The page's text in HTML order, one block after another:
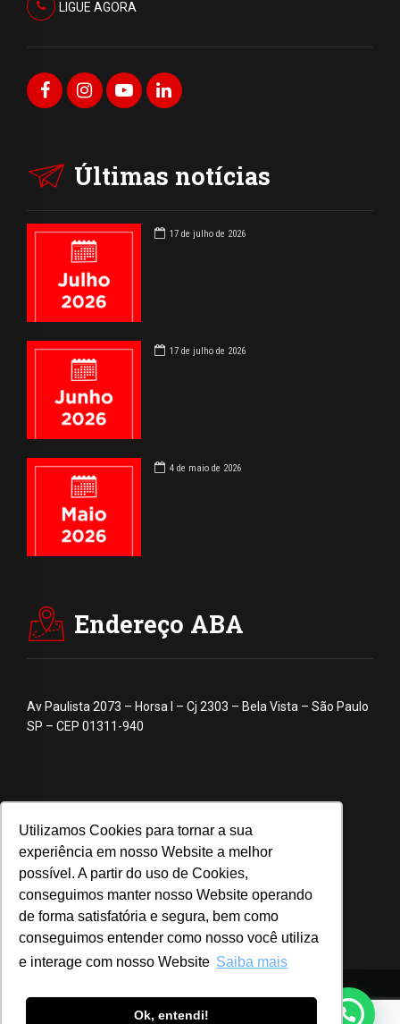
Utilizamos Cookies para tornar a sua
experiência em nosso Website a melhor
possível. A partir do uso de Cookies,
conseguimos manter nosso Website operando
de forma satisfatória e segura, bem como
conseguimos entender como nosso você utiliza
e interage com nosso Website Saiba mais
Ok, entendi!
LIGUE AGORA
Últimas notícias
17 de julho de 2026
17 de julho de 2026
4 de maio de 2026
Endereço ABA
Av Paulista 2073 – Horsa I – Cj 2303 – Bela Vista – São Paulo
SP – CEP 01311-940
© 2020 ABA – Associação Brasileira de Anunciantes